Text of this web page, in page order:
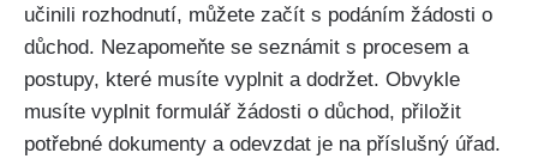
učinili rozhodnutí, můžete začít s podáním žádosti o
důchod. Nezapomeňte se seznámit s procesem a
postupy, které musíte vyplnit a dodržet. Obvykle
musíte vyplnit formulář žádosti o důchod, přiložit
potřebné dokumenty a odevzdat je na příslušný úřad.